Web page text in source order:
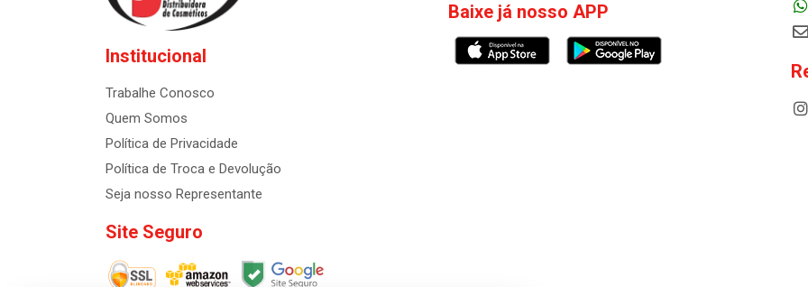
Institucional
Trabalhe Conosco
Quem Somos
Política de Privacidade
Política de Troca e Devolução
Seja nosso Representante
Site Seguro
Baixe já nosso APP